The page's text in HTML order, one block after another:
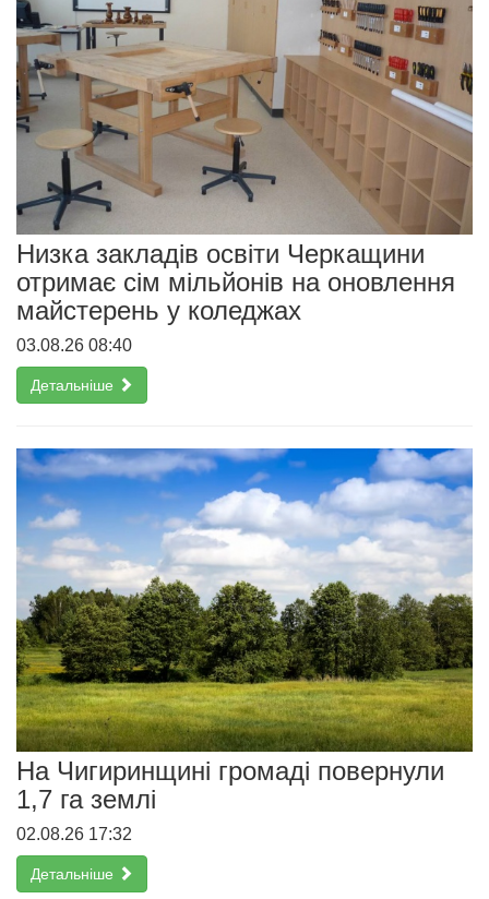
Низка закладів освіти Черкащини
отримає сім мільйонів на оновлення
майстерень у коледжах
03.08.26 08:40
Детальніше
На Чигиринщині громаді повернули
1,7 га землі
02.08.26 17:32
Детальніше